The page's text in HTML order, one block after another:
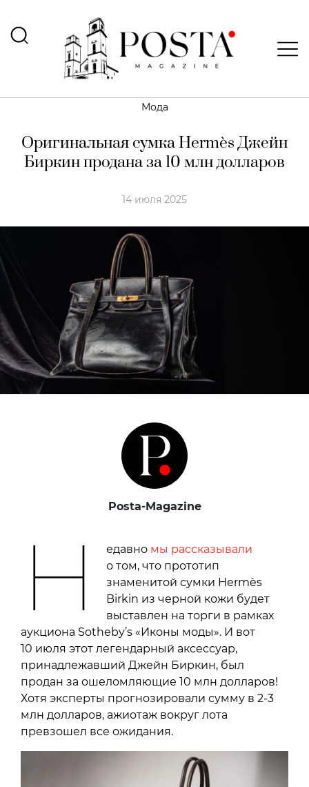
Мода
Оригинальная сумка Hermès Джейн
Биркин продана за 10 млн долларов
14 июля 2025
Posta-Magazine
Н едавно мы рассказывали
о том, что прототип
знаменитой сумки Hermès
Birkin из черной кожи будет
выставлен на торги в рамках
аукциона Sotheby’s «Иконы моды». И вот
10 июля этот легендарный аксессуар,
принадлежавший Джейн Биркин, был
продан за ошеломляющие 10 млн долларов!
Хотя эксперты прогнозировали сумму в 2-3
млн долларов, ажиотаж вокруг лота
превзошел все ожидания.